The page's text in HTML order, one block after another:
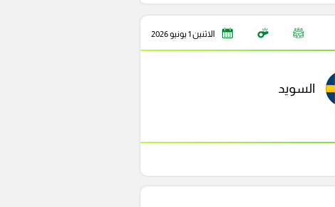
الاثنين 1 يونيو 2026
السويد